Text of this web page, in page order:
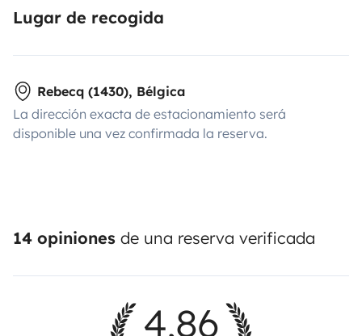
Lugar de recogida
Rebecq (1430), Bélgica
La dirección exacta de estacionamiento será
disponible una vez confirmada la reserva.
14 opiniones de una reserva verificada
4,86